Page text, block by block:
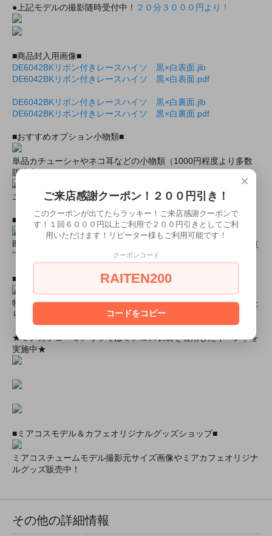
●上記モデルの撮影随時受付中！ ２０分３０００円より！
■商品封入用画像■
DE6042BKリボン付きレースハイソ 黒×白表面.jlb
DE6042BKリボン付きレースハイソ 黒×白表面.pdf
DE6042BKリボン付きレースハイソ 黒×白裏面.jlb
DE6042BKリボン付きレースハイソ 黒×白裏面.pdf
■おすすめオプション小物類■
単品カチューシャやネコ耳などの小物類（1000円程度より多数
販売中）
ニーハイソックス、タイツなど（500円より多数販売中！）
■すぐに商品が欲しい！！という方■
即日配達商品一覧がございますので、よろしければそちらをご覧
下さいませ。
■とにかく安くて高品質な商品が欲しい！という方■
特別割引商品を掲載しています！最大８０％引きの商品もあった
りします！
★ミアカフェ・ミアリラではミアコス衣装を着用したイベントを
実施中★
■ミアコスモデル＆カフェオリジナルグッズショップ■
ミアコスチュームモデル撮影元サイズ画像やミアカフェオリジナ
ルグッズ販売中！
その他の詳細情報
×
ご来店感謝クーポン！２００円引き！
このクーポンが出てたらラッキー！ご来店感謝クーポンで
す！１回６０００円以上ご利用で２００円引きとしてご利
用いただけます！リピーター様もご利用可能です！
クーポンコード
RAITEN200
コードをコピー